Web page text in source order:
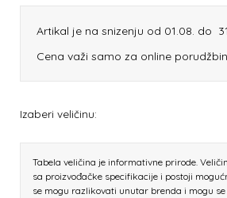
Artikal je na snizenju od 01.08. do
Cena važi samo za online
Izaberi veličinu:
Tabela veličina je informativne prirode.
sa proizvođačke specifikacije i postoji
se mogu razlikovati unutar brenda i mogu